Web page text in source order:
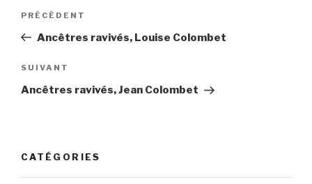
Navigation
Article
précédent
PRÉCÉDENT
Ancêtres ravivés, Louise Colombet
Article
suivant
SUIVANT
Ancêtres ravivés, Jean Colombet
CATÉGORIES